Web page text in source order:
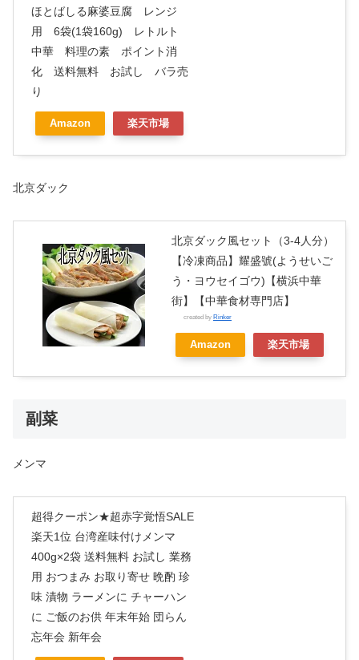
ほとばしる麻婆豆腐 レンジ
用 6袋(1袋160g) レトルト
中華 料理の素 ポイント消
化 送料無料 お試し バラ売
り
Amazon 楽天市場
北京ダック
北京ダック風セット（3-4人分）
【冷凍商品】耀盛號(ようせいご
う・ヨウセイゴウ)【横浜中華
街】【中華食材専門店】
created by Rinker
Amazon 楽天市場
副菜
メンマ
超得クーポン★超赤字覚悟SALE
楽天1位 台湾産味付けメンマ
400g×2袋 送料無料 お試し 業務
用 おつまみ お取り寄せ 晩酌 珍
味 漬物 ラーメンに チャーハン
に ご飯のお供 年末年始 団らん
忘年会 新年会